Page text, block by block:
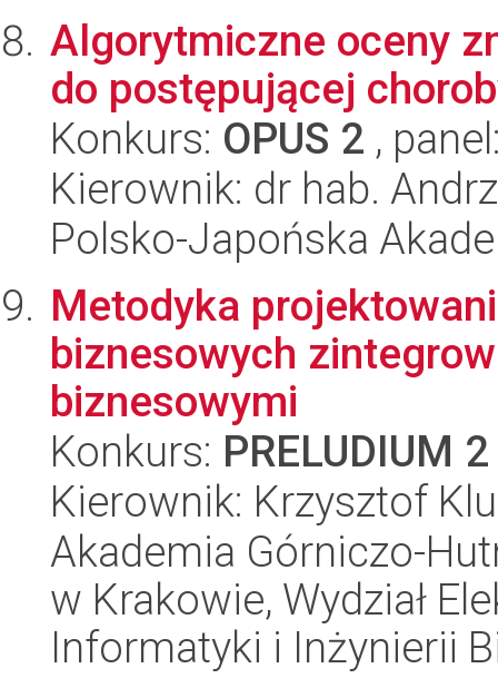
Algorytmiczne oceny
do postępującej
Konkurs: OPUS 2 ,
Kierownik: dr hab.
Polsko-Japońska
Metodyka
biznesowych
biznesowymi
Konkurs: PRELUDIUM 2
Kierownik: Krzysztof
Akademia Górniczo-
w Krakowie, Wydział
Informatyki i Inżynierii